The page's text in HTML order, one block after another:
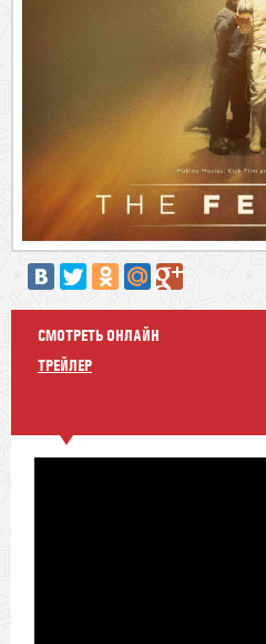
СМОТРЕТЬ ОНЛАЙН
ТРЕЙЛЕР